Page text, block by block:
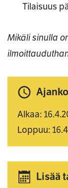
Tilaisuus
Mikäli sinulla
Alkaa:
Loppuu:
Lisää